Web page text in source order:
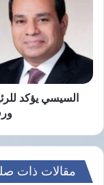
الإيراني
للمسار
التفاوضي
ورفض
السيسي يؤكد
مقالات ذات